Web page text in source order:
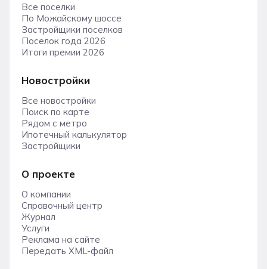
Все поселки
По Можайскому шоссе
Застройщики поселков
Поселок года 2026
Итоги премии 2026
Новостройки
Все новостройки
Поиск по карте
Рядом с метро
Ипотечный калькулятор
Застройщики
О проекте
О компании
Справочный центр
Журнал
Услуги
Реклама на сайте
Передать XML-файл